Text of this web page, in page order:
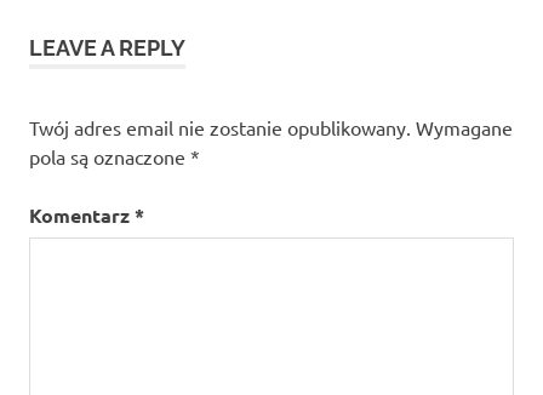
LEAVE A REPLY
Twój adres email nie zostanie opublikowany. Wymagane
pola są oznaczone *
Komentarz*